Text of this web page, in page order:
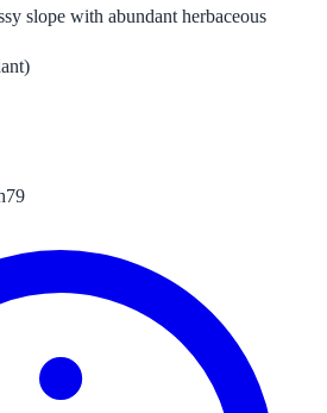
slope with abundant herbaceous